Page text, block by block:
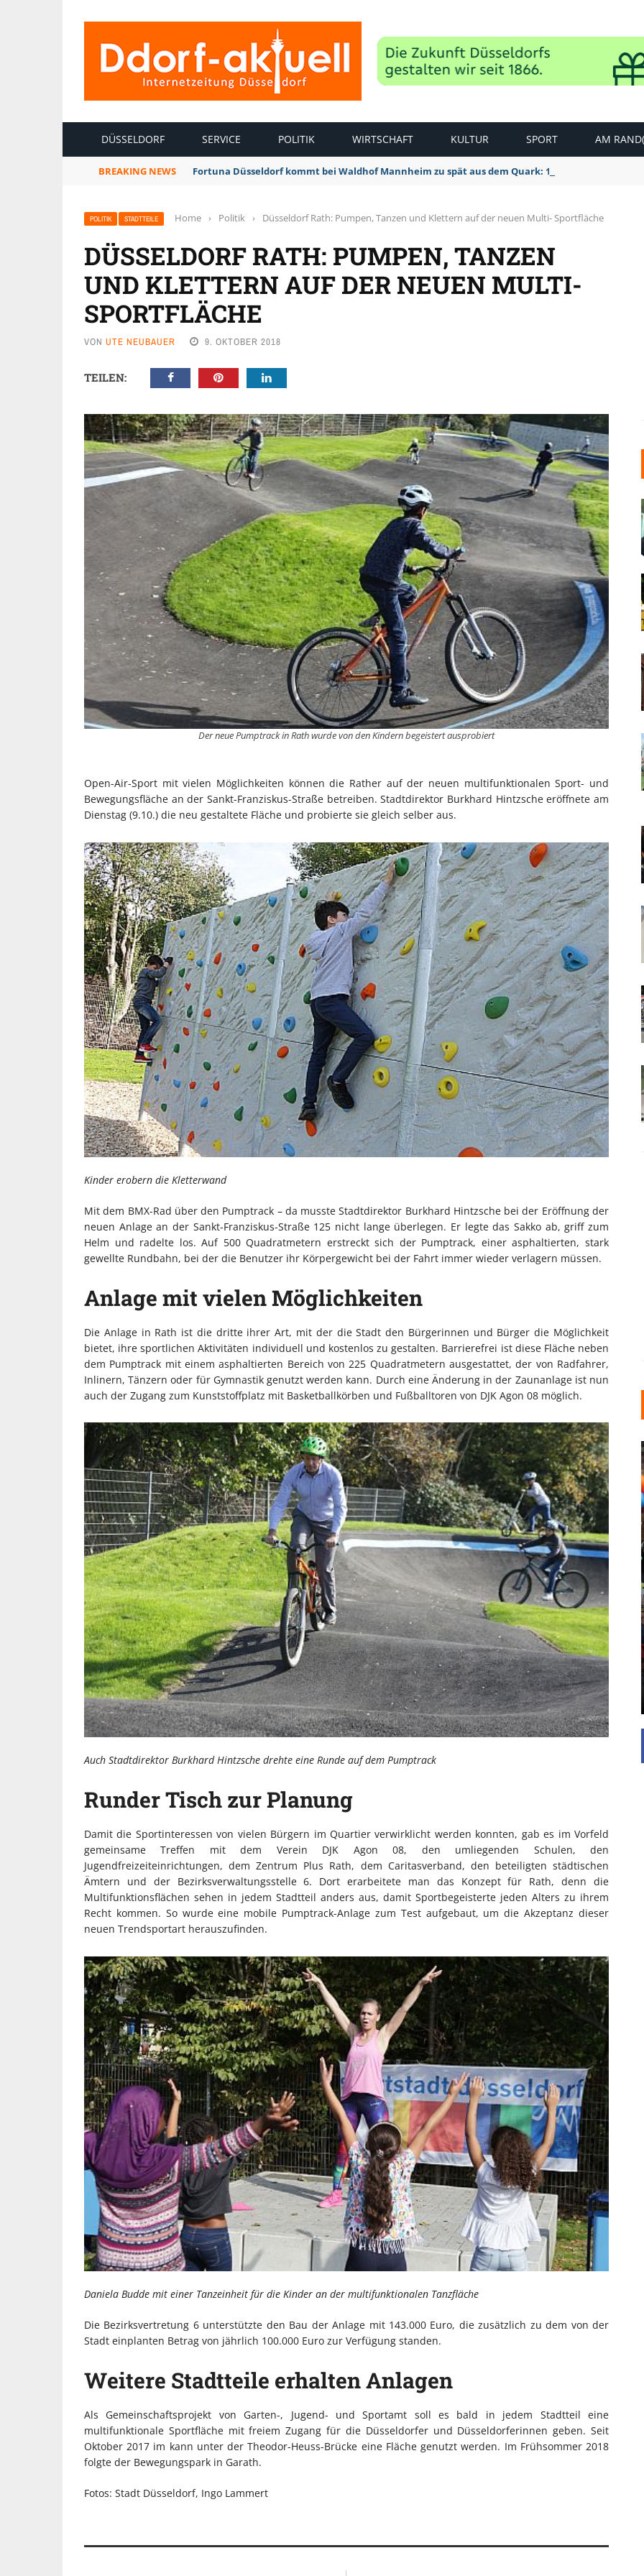
DÜSSELDORF SERVICE POLITIK WIRTSCHAFT KULTUR SPORT AM
BREAKING NEWS Fortuna Düsseldorf kommt bei Waldhof Mannheim zu spät aus dem Quark: 1:2 Niederlage
POLITIK STADTTEILE Home › Politik › Düsseldorf Rath: Pumpen, Tanzen und Klettern auf der neuen Multi- Sportfläche
DÜSSELDORF RATH: PUMPEN, TANZEN
UND KLETTERN AUF DER NEUEN MULTI-
SPORTFLÄCHE
VON UTE NEUBAUER 9. OKTOBER 2018
TEILEN:
Der neue Pumptrack in Rath wurde von den Kindern begeistert ausprobiert
Open-Air-Sport mit vielen Möglichkeiten können die Rather auf der neuen multifunktionalen Sport- und
Bewegungsfläche an der Sankt-Franziskus-Straße betreiben. Stadtdirektor Burkhard Hintzsche eröffnete am
Dienstag (9.10.) die neu gestaltete Fläche und probierte sie gleich selber aus.
Kinder erobern die Kletterwand
Mit dem BMX-Rad über den Pumptrack – da musste Stadtdirektor Burkhard Hintzsche bei der Eröffnung der
neuen Anlage an der Sankt-Franziskus-Straße 125 nicht lange überlegen. Er legte das Sakko ab, griff zum
Helm und radelte los. Auf 500 Quadratmetern erstreckt sich der Pumptrack, einer asphaltierten, stark
gewellte Rundbahn, bei der die Benutzer ihr Körpergewicht bei der Fahrt immer wieder verlagern müssen.
Anlage mit vielen Möglichkeiten
Die Anlage in Rath ist die dritte ihrer Art, mit der die Stadt den Bürgerinnen und Bürger die Möglichkeit
bietet, ihre sportlichen Aktivitäten individuell und kostenlos zu gestalten. Barrierefrei ist diese Fläche neben
dem Pumptrack mit einem asphaltierten Bereich von 225 Quadratmetern ausgestattet, der von Radfahrer,
Inlinern, Tänzern oder für Gymnastik genutzt werden kann. Durch eine Änderung in der Zaunanlage ist nun
auch der Zugang zum Kunststoffplatz mit Basketballkörben und Fußballtoren von DJK Agon 08 möglich.
Auch Stadtdirektor Burkhard Hintzsche drehte eine Runde auf dem Pumptrack
Runder Tisch zur Planung
Damit die Sportinteressen von vielen Bürgern im Quartier verwirklicht werden konnten, gab es im Vorfeld
gemeinsame Treffen mit dem Verein DJK Agon 08, den umliegenden Schulen, den
Jugendfreizeiteinrichtungen, dem Zentrum Plus Rath, dem Caritasverband, den beteiligten städtischen
Ämtern und der Bezirksverwaltungsstelle 6. Dort erarbeitete man das Konzept für Rath, denn die
Multifunktionsflächen sehen in jedem Stadtteil anders aus, damit Sportbegeisterte jeden Alters zu ihrem
Recht kommen. So wurde eine mobile Pumptrack-Anlage zum Test aufgebaut, um die Akzeptanz dieser
neuen Trendsportart herauszufinden.
Daniela Budde mit einer Tanzeinheit für die Kinder an der multifunktionalen Tanzfläche
Die Bezirksvertretung 6 unterstützte den Bau der Anlage mit 143.000 Euro, die zusätzlich zu dem von der
Stadt einplanten Betrag von jährlich 100.000 Euro zur Verfügung standen.
Weitere Stadtteile erhalten Anlagen
Als Gemeinschaftsprojekt von Garten-, Jugend- und Sportamt soll es bald in jedem Stadtteil eine
multifunktionale Sportfläche mit freiem Zugang für die Düsseldorfer und Düsseldorferinnen geben. Seit
Oktober 2017 im kann unter der Theodor-Heuss-Brücke eine Fläche genutzt werden. Im Frühsommer 2018
folgte der Bewegungspark in Garath.
Fotos: Stadt Düsseldorf, Ingo Lammert
INDUSTRIELLER CHIC: WIE
KUNSTSTOFFFENSTER DEN
LOFT-STIL IN IHREM
EINFAMILIENHAUS
UNTERSTÜTZEN
Die Inspiration des industriellen Chics sind die
Werkshallen des Industriezeitalters. Die Basis für
diesen Stil sind große Räume, schlicht gehalten
mit rustikalen Elementen und großen
Fensterflächen. Wie so vieles wurde ...